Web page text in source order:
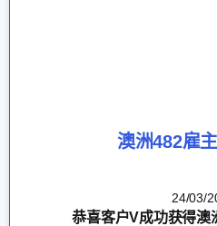
澳洲482雇
24/03/
恭喜客户V成功获得澳